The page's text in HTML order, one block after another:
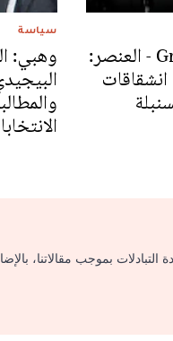
Grand Format - العنصر:
سياسة
وهبي:
بموجب مقالاتنا،